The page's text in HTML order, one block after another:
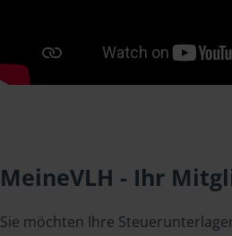
MeineVLH - Ihr
Sie möchten Ihre